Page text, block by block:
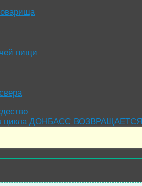
пищи
цикла ДОНБАСС